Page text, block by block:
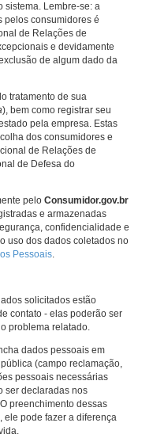
sistema. Lembre-se: a
pelos consumidores é
de Relações de
e devidamente
de algum dado da
tratamento de sua
), bem como registrar seu
pela empresa. Estas
dos consumidores e
de Relações de
de Defesa do
pelo Consumidor.gov.br
e armazenadas
confidencialidade e
uso dos dados coletados no
Pessoais.
solicitados estão
contato - elas poderão ser
problema relatado.
dados pessoais em
(campo reclamação,
pessoais necessárias
ser declaradas nos
preenchimento dessas
ele pode fazer a diferença